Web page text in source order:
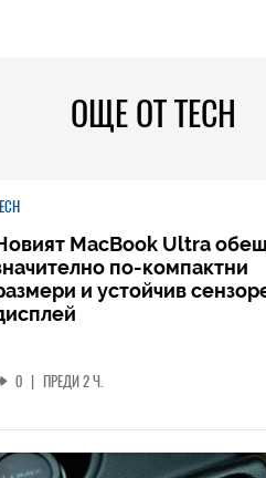
ОЩЕ ОТ TECH
MacBook Ultra
по-компактни
и устойчив
0 | ПРЕДИ 2 Ч.